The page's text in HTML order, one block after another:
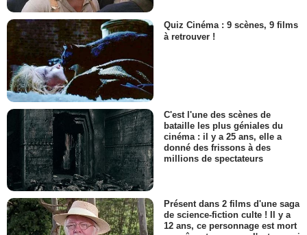
Quiz Cinéma : 9 scènes, 9 films
à retrouver !
C'est l'une des scènes de
bataille les plus géniales du
cinéma : il y a 25 ans, elle a
donné des frissons à des
millions de spectateurs
Présent dans 2 films d'une saga
de science-fiction culte ! Il y a
12 ans, ce personnage est mort